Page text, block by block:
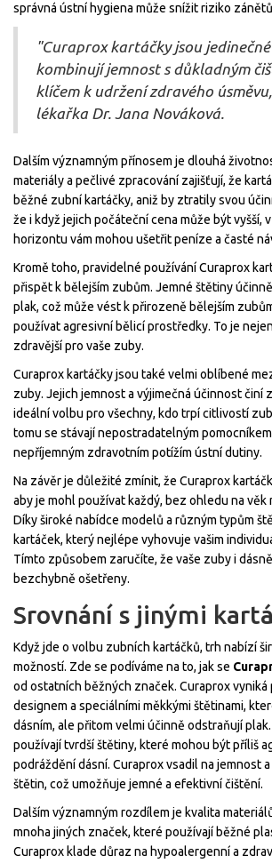
správná ústní hygiena může snížit riziko
"Curaprox kartáčky jsou
kombinují jemnost s důkladným
klíčem k udržení zdravého
lékařka Dr. Jana Nováková.
Dalším významným přínosem je dlouhá
materiály a pečlivé zpracování zajišťují, že
běžné zubní kartáčky, aniž by ztratily svou
že i když jejich počáteční cena může být vyšší,
horizontu vám mohou ušetřit peníze a časté
Kromě toho, pravidelné používání Curaprox
přispět k bělejším zubům. Jemné štětiny
plak, což může vést k přirozeně bělejším
používat agresivní bělicí prostředky. To je
zdravější pro vaše zuby.
Curaprox kartáčky jsou také velmi oblíbené
zuby. Jejich jemnost a výjimečná účinnost činí
ideální volbu pro všechny, kdo trpí citlivostí
tomu se stávají nepostradatelným
nepříjemným zdravotním potížím ústní dutiny.
Na závěr je důležité zmínit, že Curaprox
aby je mohl používat každý, bez ohledu na věk
Díky široké nabídce modelů a různým typům
kartáček, který nejlépe vyhovuje vašim
Tímto způsobem zaručíte, že vaše zuby i
bezchybně ošetřeny.
Srovnání s jinými
Když jde o volbu zubních kartáčků, trh nabízí
možností. Zde se podíváme na to, jak se
od ostatních běžných značek. Curaprox vyniká
designem a speciálními měkkými štětinami,
dásním, ale přitom velmi účinně odstraňují
používají tvrdší štětiny, které mohou být příliš
podráždění dásní. Curaprox vsadil na jemnost
štětin, což umožňuje jemné a efektivní čištění.
Dalším významným rozdílem je kvalita
mnoha jiných značek, které používají běžné
Curaprox klade důraz na hypoalergenní a